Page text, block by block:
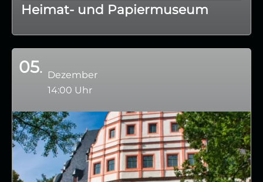
Heimat- und Papiermuseum
05
Dezember
14:00 Uhr